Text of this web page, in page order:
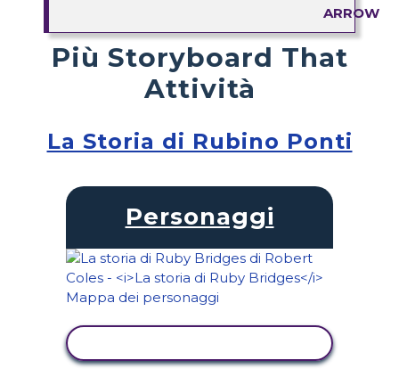
Più Storyboard That
Attività
La Storia di Rubino Ponti
Personaggi